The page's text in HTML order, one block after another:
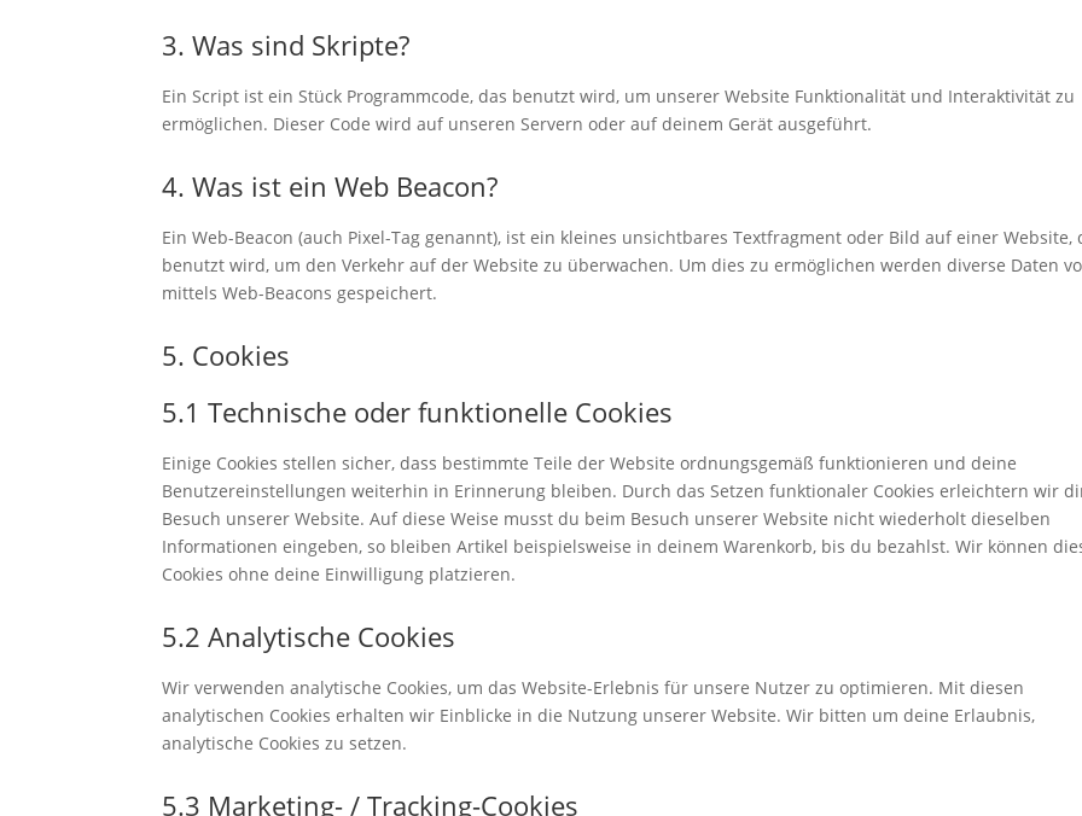
3. Was sind Skripte?
Ein Script ist ein Stück Programmcode, das benutzt wird, um unserer Website Funktionalität und Interaktivität zu
ermöglichen. Dieser Code wird auf unseren Servern oder auf deinem Gerät ausgeführt.
4. Was ist ein Web Beacon?
Ein Web-Beacon (auch Pixel-Tag genannt), ist ein kleines unsichtbares Textfragment oder Bild auf einer Website,
benutzt wird, um den Verkehr auf der Website zu überwachen. Um dies zu ermöglichen werden diverse Daten
mittels Web-Beacons gespeichert.
5. Cookies
5.1 Technische oder funktionelle Cookies
Einige Cookies stellen sicher, dass bestimmte Teile der Website ordnungsgemäß funktionieren und deine
Benutzereinstellungen weiterhin in Erinnerung bleiben. Durch das Setzen funktionaler Cookies erleichtern wir
Besuch unserer Website. Auf diese Weise musst du beim Besuch unserer Website nicht wiederholt dieselben
Informationen eingeben, so bleiben Artikel beispielsweise in deinem Warenkorb, bis du bezahlst. Wir können
Cookies ohne deine Einwilligung platzieren.
5.2 Analytische Cookies
Wir verwenden analytische Cookies, um das Website-Erlebnis für unsere Nutzer zu optimieren. Mit diesen
analytischen Cookies erhalten wir Einblicke in die Nutzung unserer Website. Wir bitten um deine Erlaubnis,
analytische Cookies zu setzen.
5.3 Marketing- / Tracking-Cookies